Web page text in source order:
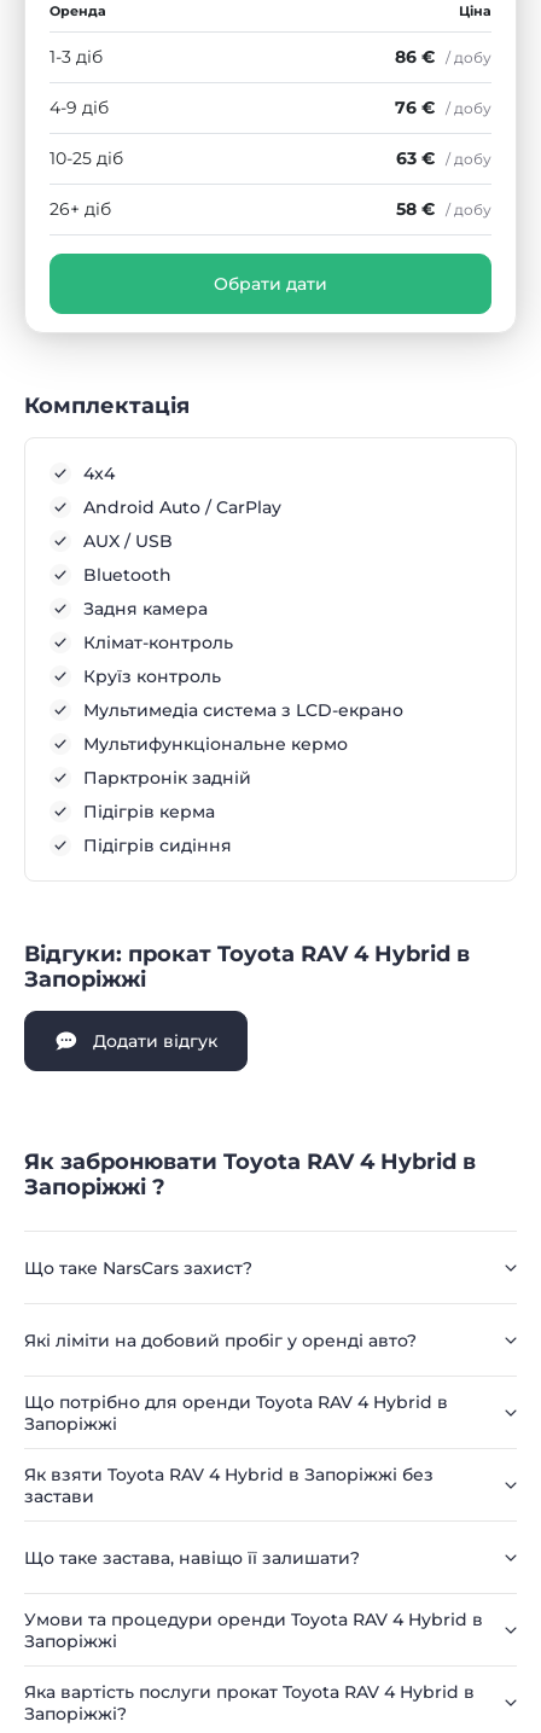
Оренда Ціна
1-3 діб 86 € / добу
4-9 діб 76 € / добу
10-25 діб 63 € / добу
26+ діб 58 € / добу
Обрати дати
Комплектація
4x4
Android Auto / CarPlay
AUX / USB
Bluetooth
Задня камера
Клімат-контроль
Круїз контроль
Мультимедіа система з LCD-екрано
Мультифункціональне кермо
Парктронік задній
Підігрів керма
Підігрів сидіння
Відгуки: прокат Toyota RAV 4 Hybrid в
Запоріжжі
Додати відгук
Як забронювати Toyota RAV 4 Hybrid в
Запоріжжі ?
Що таке NarsCars захист?
Які ліміти на добовий пробіг у оренді авто?
Що потрібно для оренди Toyota RAV 4 Hybrid в
Запоріжжі
Як взяти Toyota RAV 4 Hybrid в Запоріжжі без
застави
Що таке застава, навіщо її залишати?
Умови та процедури оренди Toyota RAV 4 Hybrid в
Запоріжжі
Яка вартість послуги прокат Toyota RAV 4 Hybrid в
Запоріжжі?